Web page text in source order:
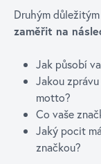
Druhým
zaměřit na
Jak působí
Jakou
motto?
Co vaše
Jaký pocit
značkou?